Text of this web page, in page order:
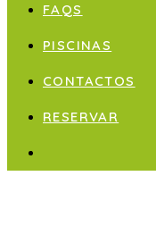
FAQS
PISCINAS
CONTACTOS
RESERVAR